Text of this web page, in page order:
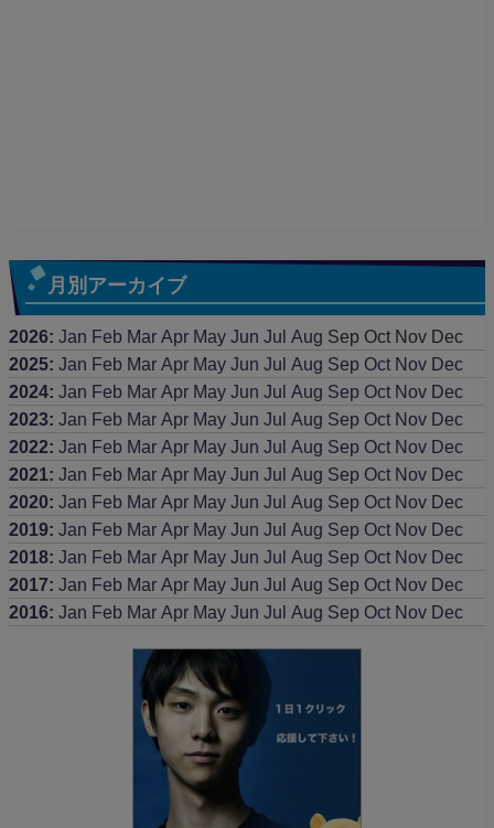
月別アーカイブ
2026: Jan Feb Mar Apr May Jun Jul Aug Sep Oct Nov Dec
2025: Jan Feb Mar Apr May Jun Jul Aug Sep Oct Nov Dec
2024: Jan Feb Mar Apr May Jun Jul Aug Sep Oct Nov Dec
2023: Jan Feb Mar Apr May Jun Jul Aug Sep Oct Nov Dec
2022: Jan Feb Mar Apr May Jun Jul Aug Sep Oct Nov Dec
2021 : Jan Feb Mar Apr May Jun Jul Aug Sep Oct Nov Dec
2020: Jan Feb Mar Apr May Jun Jul Aug Sep Oct Nov Dec
2019: Jan Feb Mar Apr May Jun Jul Aug Sep Oct Nov Dec
2018: Jan Feb Mar Apr May Jun Jul Aug Sep Oct Nov Dec
2017: Jan Feb Mar Apr May Jun Jul Aug Sep Oct Nov Dec
2016: Jan Feb Mar Apr May Jun Jul Aug Sep Oct Nov Dec